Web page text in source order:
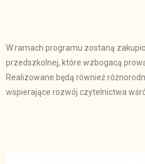
W ramach programu zostaną
przedszkolnej, które wzbogacą
Realizowane będą również
wspierające rozwój czytelnictwa